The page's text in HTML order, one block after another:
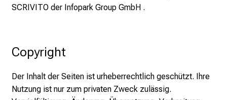
SCRIVITO der Infopark Group GmbH .
Copyright
Der Inhalt der Seiten ist urheberrechtlich geschützt. Ihre
Nutzung ist nur zum privaten Zweck zulässig.